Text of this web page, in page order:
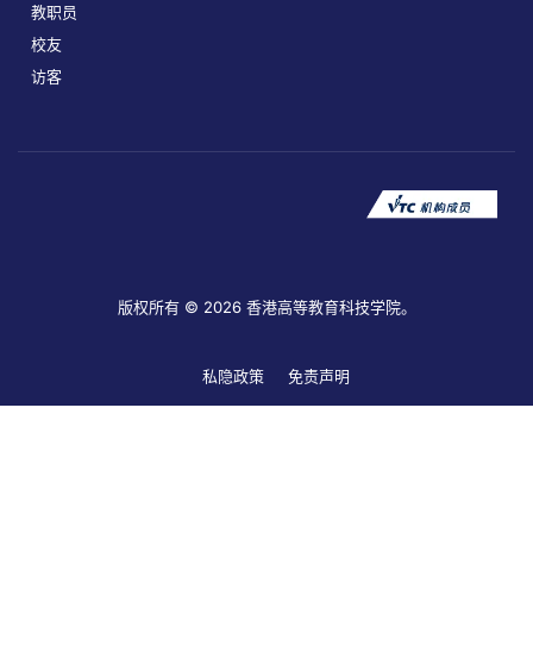
教职员
校友
访客
版权所有 © 2026 香港高等教育科技学院。
私隐政策 免责声明